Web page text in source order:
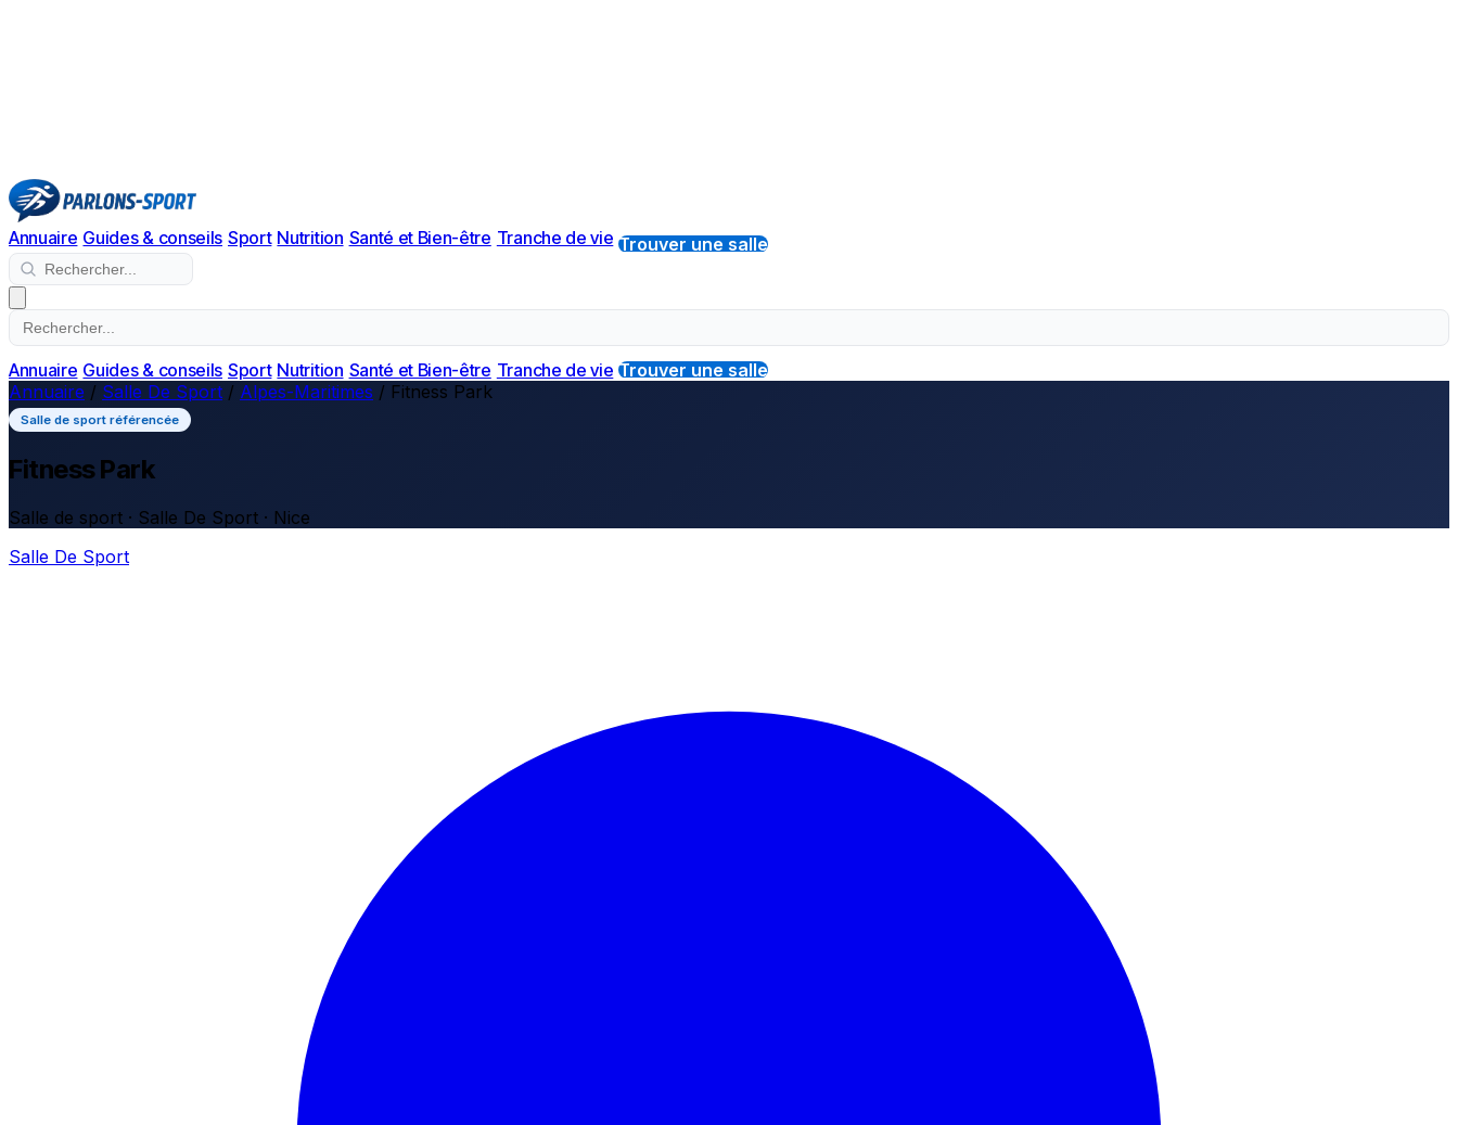
Annuaire Guides & conseils Sport Nutrition Santé et Bien-être Tranche de vie Trouver une salle
Annuaire Guides & conseils Sport Nutrition Santé et Bien-être Tranche de vie Trouver une salle
Annuaire / Salle De Sport / Alpes-Maritimes / Fitness Park
Salle de sport référencée
Fitness Park
Salle de sport · Salle De Sport · Nice
Salle De Sport